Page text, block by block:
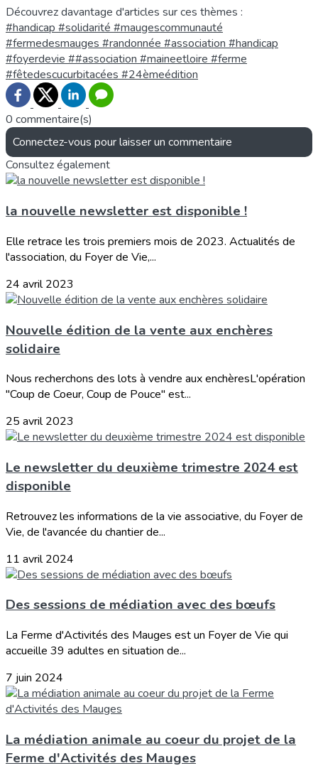
Découvrez davantage d'articles sur ces thèmes :
#handicap #solidarité #maugescommunauté
#fermedesmauges #randonnée #association#handicap
#foyerdevie ##association #maineetloire #ferme
#fêtedescucurbitacées #24èmeédition
0 commentaire(s)
Connectez-vous pour laisser un commentaire
Consultez également
la nouvelle newsletter est disponible !
Elle retrace les trois premiers mois de 2023. Actualités de
l'association, du Foyer de Vie,...
24 avril 2023
Nouvelle édition de la vente aux enchères
solidaire
Nous recherchons des lots à vendre aux enchèresL'opération
"Coup de Coeur, Coup de Pouce" est...
25 avril 2023
Le newsletter du deuxième trimestre 2024 est
disponible
Retrouvez les informations de la vie associative, du Foyer de
Vie, de l'avancée du chantier de...
11 avril 2024
Des sessions de médiation avec des bœufs
La Ferme d'Activités des Mauges est un Foyer de Vie qui
accueille 39 adultes en situation de...
7 juin 2024
La médiation animale au coeur du projet de la
Ferme d'Activités des Mauges